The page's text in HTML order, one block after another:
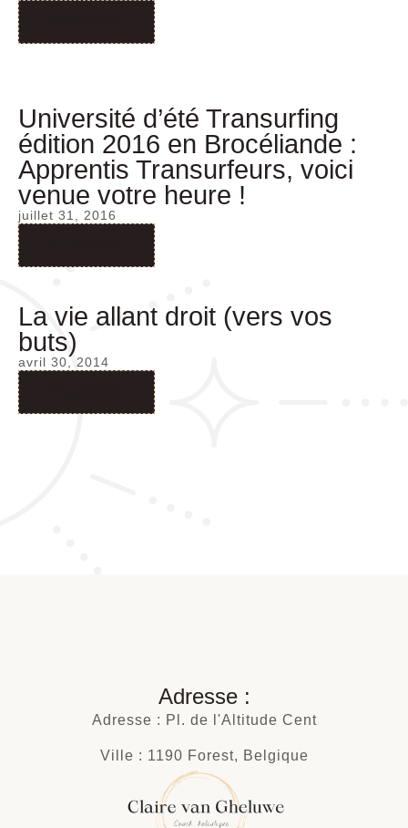
Université d’été Transurfing
édition 2016 en Brocéliande :
Apprentis Transurfeurs, voici
venue votre heure !
juillet 31, 2016
La vie allant droit (vers vos
buts)
avril 30, 2014
Adresse :
Adresse : Pl. de l'Altitude Cent
Ville : 1190 Forest, Belgique